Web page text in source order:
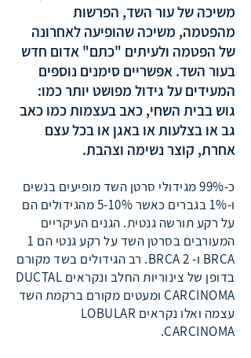
משיכה של עור השד, הפרשות
מהפטמה, משיכה שהופיעה לאחרונה
של הפטמה ולעיתים "כתם" אדום חדש
בעור השד. אפשריים סימנים נוספים
המעידים על גידול מפושט יותר כמו:
גוש בבית השחי, כאב בעצמות כמו כאב
גב או בצלעות או באגן או בכל עצם
אחרת, קוצר נשימה וצהבת.
כ-99% מגידולי סרטן השד מופיעים בנשים
ו-1% בגברים כאשר 5-10% מהגידולים הם
על רקע תורשה גנטית. הגנים העיקריים
המעורבים בסרטן השד על רקע גנטי הם 1
BRCA ו- 2 BRCA. רב הגידולים בשד מקורם
בדופן של צינוריות החלב ונקראים DUCTAL
CARCINOMA ומעטים מקורם ברקמת השד
עצמה ואלו נקראים LOBULAR
CARCINOMA.